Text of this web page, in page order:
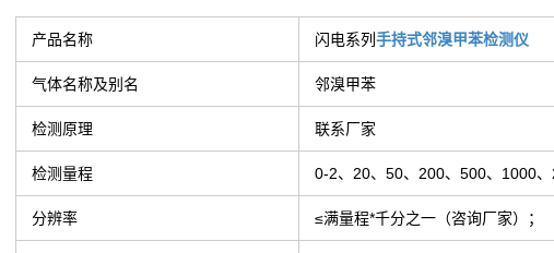
产品名称 闪电系列 手持式邻溴甲苯检测仪
气体名称及别名 邻溴甲苯
检测原理 联系厂家
检测量程 0-2、20、50、200、500、1000
分辨率 ≤满量程*千分之一（咨询厂家）；